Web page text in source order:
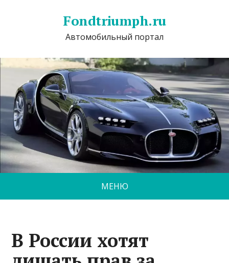
Fondtriumph.ru
Автомобильный портал
МЕНЮ
В России хотят